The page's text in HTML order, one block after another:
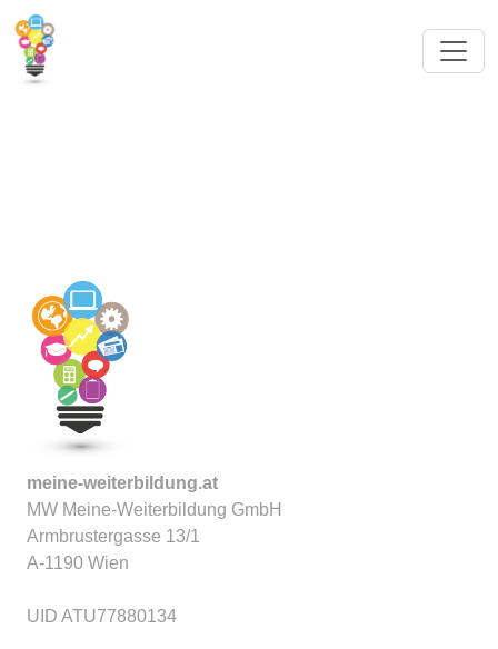
meine-weiterbildung.at
MW Meine-Weiterbildung GmbH
Armbrustergasse 13/1
A-1190 Wien
UID ATU77880134